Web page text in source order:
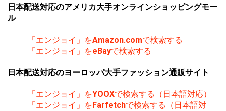
日本配送対応のアメリカ大手オンラインショッピングモー
ル
「エンジョイ」をAmazon.comで検索する
「エンジョイ」をeBayで検索する
日本配送対応のヨーロッパ大手ファッション通販サイト
「エンジョイ」をYOOXで検索する（日本語対応）
「エンジョイ」をFarfetchで検索する（日本語対